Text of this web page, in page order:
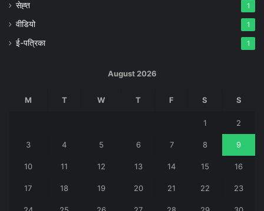
सेह्त 1
वीडियो 1
ई-पत्रिका 1
August 2026
M T W T F S S
1 2
3 4 5 6 7 8 9
10 11 12 13 14 15 16
17 18 19 20 21 22 23